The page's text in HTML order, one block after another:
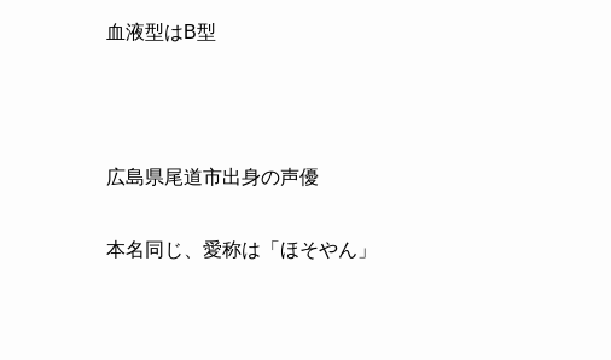
血液型はB型
広島県尾道市出身の声優
本名同じ、愛称は「ほそやん」